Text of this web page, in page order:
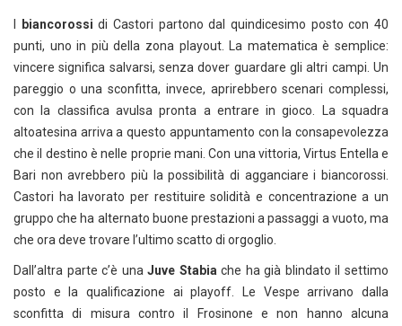
biancorossi di Castori partono dal quindicesimo posto con 40
punti, uno in più della zona playout. La matematica è semplice:
vincere significa salvarsi, senza dover guardare gli altri campi. Un
pareggio o una sconfitta, invece, aprirebbero scenari complessi,
con la classifica avulsa pronta a entrare in gioco. La squadra
altoatesina arriva a questo appuntamento con la consapevolezza
che il destino è nelle proprie mani. Con una vittoria, Virtus Entella e
Bari non avrebbero più la possibilità di agganciare i biancorossi.
Castori ha lavorato per restituire solidità e concentrazione a un
gruppo che ha alternato buone prestazioni a passaggi a vuoto, ma
che ora deve trovare l’ultimo scatto di orgoglio.
Dall’altra parte c’è unaJuve Stabia che ha già blindato il settimo
posto e la qualificazione ai playoff. Le Vespe arrivano dalla
sconfitta di misura contro il Frosinone e non hanno alcuna